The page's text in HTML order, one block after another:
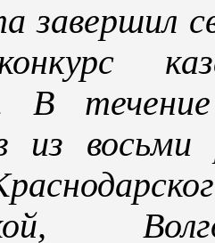
завершил
конкурс
В
из восьми